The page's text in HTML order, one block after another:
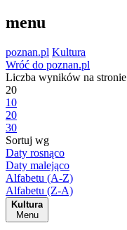
menu
poznan.pl Kultura
Wróć do poznan.pl
Liczba wyników na stronie
20
10
20
30
Sortuj wg
Daty rosnąco
Daty malejąco
Alfabetu (A-Z)
Alfabetu (Z-A)
Kultura
Menu